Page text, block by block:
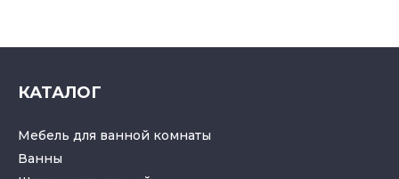
КАТАЛОГ
Мебель для ванной комнаты
Ванны